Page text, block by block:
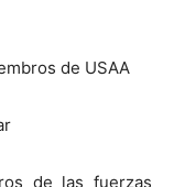
de USAA
de las fuerzas